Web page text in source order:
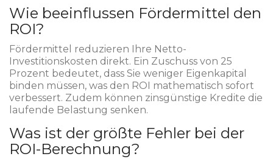
Wie beeinflussen Fördermittel den
ROI?
Fördermittel reduzieren Ihre Netto-
Investitionskosten direkt. Ein Zuschuss von 25
Prozent bedeutet, dass Sie weniger Eigenkapital
binden müssen, was den ROI mathematisch sofort
verbessert. Zudem können zinsgünstige Kredite die
laufende Belastung senken.
Was ist der größte Fehler bei der
ROI-Berechnung?